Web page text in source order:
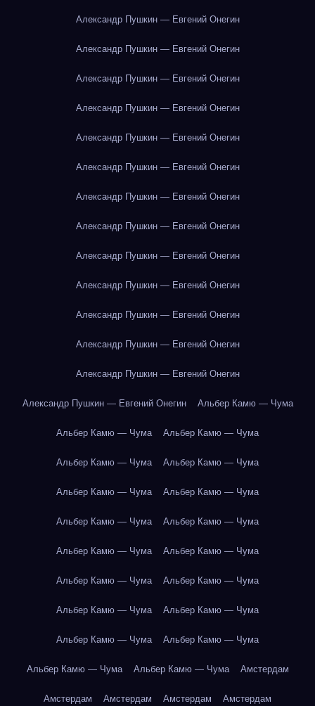
Александр Пушкин — Евгений Онегин
Александр Пушкин — Евгений Онегин
Александр Пушкин — Евгений Онегин
Александр Пушкин — Евгений Онегин
Александр Пушкин — Евгений Онегин
Александр Пушкин — Евгений Онегин
Александр Пушкин — Евгений Онегин
Александр Пушкин — Евгений Онегин
Александр Пушкин — Евгений Онегин
Александр Пушкин — Евгений Онегин
Александр Пушкин — Евгений Онегин
Александр Пушкин — Евгений Онегин
Александр Пушкин — Евгений Онегин
Александр Пушкин — Евгений Онегин Альбер Камю — Чума
Альбер Камю — Чума Альбер Камю — Чума
Альбер Камю — Чума Альбер Камю — Чума
Альбер Камю — Чума Альбер Камю — Чума
Альбер Камю — Чума Альбер Камю — Чума
Альбер Камю — Чума Альбер Камю — Чума
Альбер Камю — Чума Альбер Камю — Чума
Альбер Камю — Чума Альбер Камю — Чума
Альбер Камю — Чума Альбер Камю — Чума
Альбер Камю — Чума Альбер Камю — Чума Амстердам
Амстердам Амстердам Амстердам Амстердам